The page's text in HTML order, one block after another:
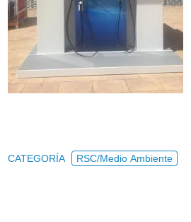
CATEGORÍA RSC/Medio Ambiente